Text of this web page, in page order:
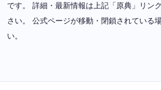
です。 詳細・最新情報は上記「原典」リン
さい。 公式ページが移動・閉鎖されている
い。